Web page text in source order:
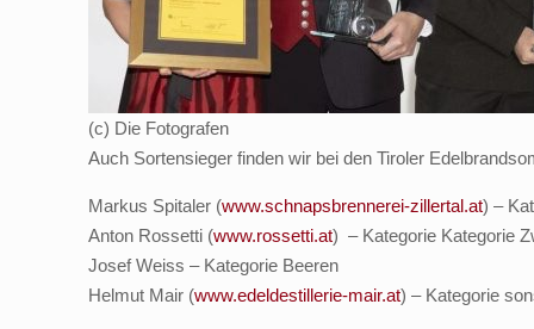
(c) Die Fotografen
Auch Sortensieger finden wir bei den Tiroler
Markus Spitaler (www.schnapsbrennerei-zillertal.at) –
Anton Rossetti (www.rossetti.at) – Kategorie Kategorie
Josef Weiss – Kategorie Beeren
Helmut Mair (www.edeldestillerie-mair.at) – Kategorie